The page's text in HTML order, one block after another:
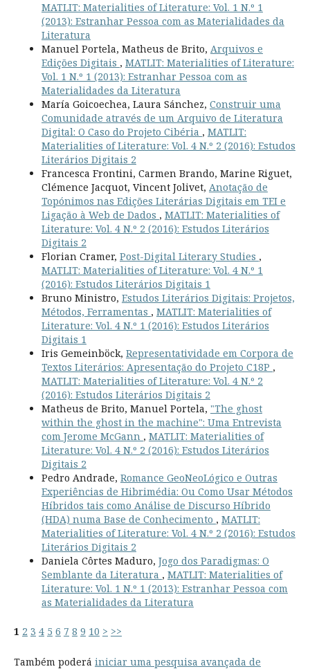
MATLIT: Materialities of Literature: Vol. 1 N.º 1
(2013): Estranhar Pessoa com as Materialidades da
Literatura
Manuel Portela, Matheus de Brito, Arquivos e
Edições Digitais , MATLIT: Materialities of Literature:
Vol. 1 N.º 1 (2013): Estranhar Pessoa com as
Materialidades da Literatura
María Goicoechea, Laura Sánchez, Construir uma
Comunidade através de um Arquivo de Literatura
Digital: O Caso do Projeto Cibéria , MATLIT:
Materialities of Literature: Vol. 4 N.º 2 (2016): Estudos
Literários Digitais 2
Francesca Frontini, Carmen Brando, Marine Riguet,
Clémence Jacquot, Vincent Jolivet, Anotação de
Topónimos nas Edições Literárias Digitais em TEI e
Ligação à Web de Dados , MATLIT: Materialities of
Literature: Vol. 4 N.º 2 (2016): Estudos Literários
Digitais 2
Florian Cramer, Post-Digital Literary Studies ,
MATLIT: Materialities of Literature: Vol. 4 N.º 1
(2016): Estudos Literários Digitais 1
Bruno Ministro, Estudos Literários Digitais: Projetos,
Métodos, Ferramentas , MATLIT: Materialities of
Literature: Vol. 4 N.º 1 (2016): Estudos Literários
Digitais 1
Iris Gemeinböck, Representatividade em Corpora de
Textos Literários: Apresentação do Projeto C18P ,
MATLIT: Materialities of Literature: Vol. 4 N.º 2
(2016): Estudos Literários Digitais 2
Matheus de Brito, Manuel Portela, "The ghost
within the ghost in the machine": Uma Entrevista
com Jerome McGann , MATLIT: Materialities of
Literature: Vol. 4 N.º 2 (2016): Estudos Literários
Digitais 2
Pedro Andrade, Romance GeoNeoLógico e Outras
Experiências de Hibrimédia: Ou Como Usar Métodos
Híbridos tais como Análise de Discurso Híbrido
(HDA) numa Base de Conhecimento , MATLIT:
Materialities of Literature: Vol. 4 N.º 2 (2016): Estudos
Literários Digitais 2
Daniela Côrtes Maduro, Jogo dos Paradigmas: O
Semblante da Literatura , MATLIT: Materialities of
Literature: Vol. 1 N.º 1 (2013): Estranhar Pessoa com
as Materialidades da Literatura
1 2 3 4 5 6 7 8 9 10 > >>
Também poderá iniciar uma pesquisa avançada de